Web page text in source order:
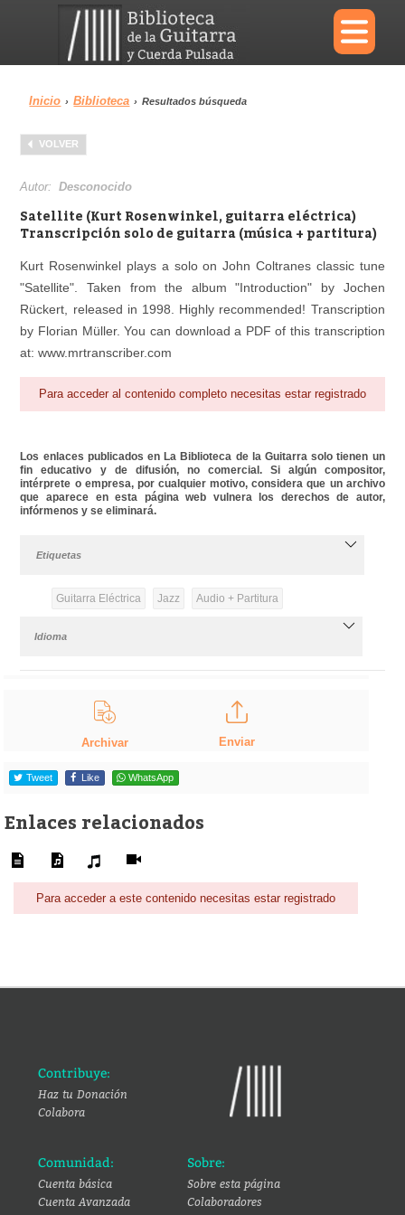
×
Menu
Biblioteca
Área personal
Inicio › Biblioteca › Resultados búsqueda
VOLVER
Autor:Desconocido
Satellite (Kurt Rosenwinkel, guitarra eléctrica)
Transcripción solo de guitarra (música + partitura)
Kurt Rosenwinkel plays a solo on John Coltranes classic tune
"Satellite". Taken from the album "Introduction" by Jochen
Rückert, released in 1998. Highly recommended! Transcription
by Florian Müller. You can download a PDF of this transcription
at: www.mrtranscriber.com
Para acceder al contenido completo necesitas estar registrado
Los enlaces publicados en La Biblioteca de la Guitarra solo tienen un
fin educativo y de difusión, no comercial. Si algún compositor,
intérprete o empresa, por cualquier motivo, considera que un archivo
que aparece en esta página web vulnera los derechos de autor,
infórmenos y se eliminará.
Etiquetas
Guitarra Eléctrica Jazz Audio + Partitura
Idioma
Archivar Enviar
Tweet Like WhatsApp
Enlaces relacionados
Para acceder a este contenido necesitas estar registrado
Contribuye:
Haz tu Donación
Colabora
Comunidad:
Cuenta básica
Cuenta Avanzada
Sobre:
Sobre esta página
Colaboradores